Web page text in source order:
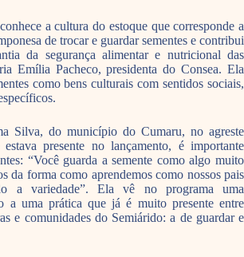
a cultura do estoque que corresponde a
de trocar e guardar sementes e contribui
da segurança alimentar e nutricional das
Emília Pacheco, presidenta do Consea. Ela
como bens culturais com sentidos sociais,
Silva, do município do Cumaru, no agreste
presente no lançamento, é importante
“Você guarda a semente como algo muito
da forma como aprendemos como nossos pais
a variedade”. Ela vê no programa uma
a uma prática que já é muito presente entre
e comunidades do Semiárido: a de guardar e